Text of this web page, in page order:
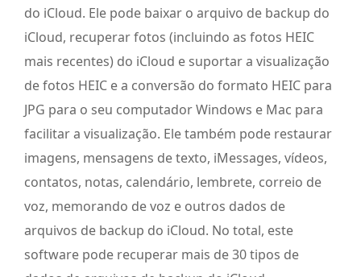
do iCloud. Ele pode baixar o arquivo de backup do
iCloud, recuperar fotos (incluindo as fotos HEIC
mais recentes) do iCloud e suportar a visualização
de fotos HEIC e a conversão do formato HEIC para
JPG para o seu computador Windows e Mac para
facilitar a visualização. Ele também pode restaurar
imagens, mensagens de texto, iMessages, vídeos,
contatos, notas, calendário, lembrete, correio de
voz, memorando de voz e outros dados de
arquivos de backup do iCloud. No total, este
software pode recuperar mais de 30 tipos de